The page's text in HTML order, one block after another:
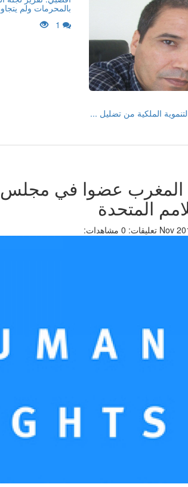
بالمحرمات ولم
الملكية من تضليل ...
المغرب عضوا في مجلس
المتحدة
تعليقات: 0 مشاهدات: